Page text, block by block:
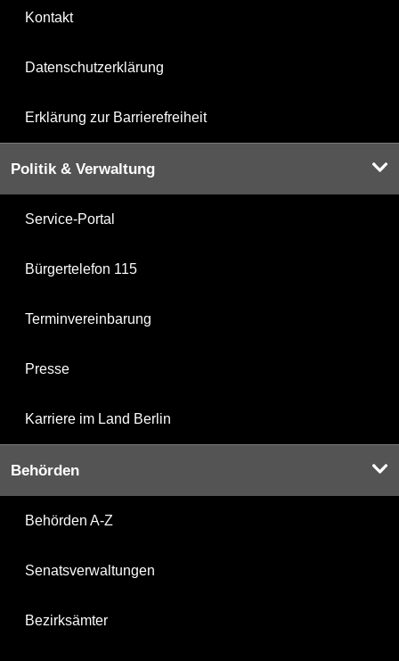
Kontakt
Datenschutzerklärung
Erklärung zur Barrierefreiheit
Politik & Verwaltung
Service-Portal
Bürgertelefon 115
Terminvereinbarung
Presse
Karriere im Land Berlin
Behörden
Behörden A-Z
Senatsverwaltungen
Bezirksämter